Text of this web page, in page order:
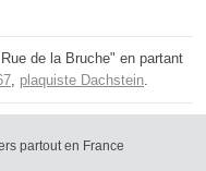
de la Bruche" en partant
, plaquiste Dachstein.
partout en France